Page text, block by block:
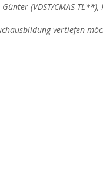
(VDST/CMAS
vertiefen